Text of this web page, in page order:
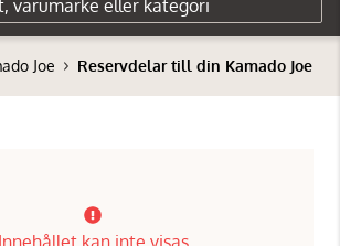
Joe Reservdelar till din Kamado Joe
Innehållet kan inte visas